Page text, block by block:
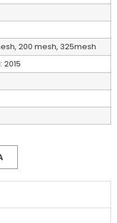
200 mesh, 325mesh
2015